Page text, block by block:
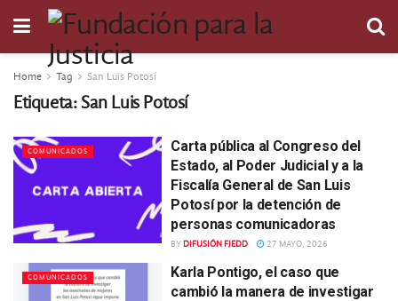
Home Tag San Luis Potosí
Etiqueta: San Luis Potosí
COMUNICADOS
Carta pública al Congreso del
Estado, al Poder Judicial y a la
Fiscalía General de San Luis
Potosí por la detención de
personas comunicadoras
BY DIFUSIÓN FJEDD 27 MAYO, 2026
COMUNICADOS
Karla Pontigo, el caso que
cambió la manera de investigar